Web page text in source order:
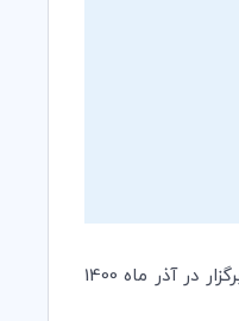
) را برگزار در آذر ماه 1400